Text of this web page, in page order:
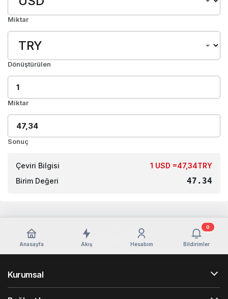
Miktar
Dönüştürülen
Miktar
Sonuç
Çeviri Bilgisi
1 USD =47,34TRY
Birim Değeri
47.34
Anasayfa Akış Hesabım Bildirimler
0
Kurumsal